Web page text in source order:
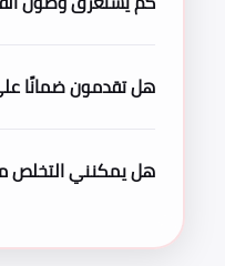
هل تقدمون ضمانًا
هل يمكنني التخلص